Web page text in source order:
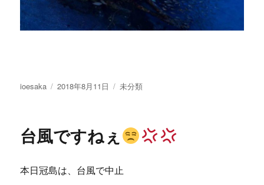
投
ioesaka
投
2018年8月11日
カ
ー
未分類
台風ですねぇ
本日冠島は、台風で中止